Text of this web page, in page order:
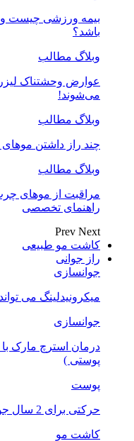
بیمه ورزشی چیست و
باشد؟
وبلاگ مطالب
عوارض وحشتناک
می‌شوند!
وبلاگ مطالب
چند راز داشتن
وبلاگ مطالب
مراقبت از موهای
راهنمای تخصصی
Prev Next
کاشت مو طبیعی
راز جوانی
جوانسازی
میکرونیدلینگ می
جوانسازی
درمان استرچ مارک
پوستی )
پوست
حرکتی برای 2 سال جوان تر شدن صورت , یوگای صورت
کاشت مو